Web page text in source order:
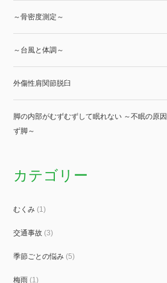
～骨密度測定～
～台風と体調～
外傷性肩関節脱臼
脚の内部がむずむずして眠れない ～不眠の原
ず脚～
カテゴリー
むくみ(1)
交通事故(3)
季節ごとの悩み(5)
梅雨(1)